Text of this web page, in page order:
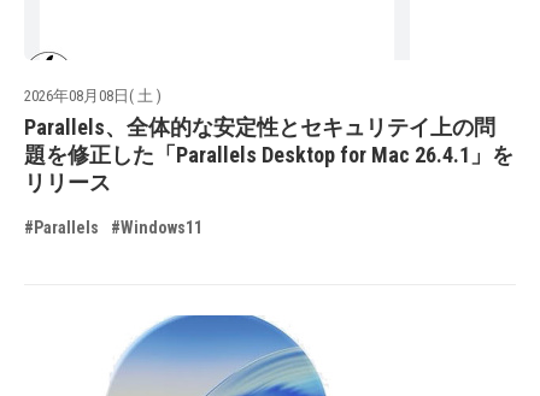
2026年08月08日( 土 )
Parallels、全体的な安定性とセキュリテイ上の問
題を修正した「Parallels Desktop for Mac 26.4.1」を
リリース
#Parallels #Windows11